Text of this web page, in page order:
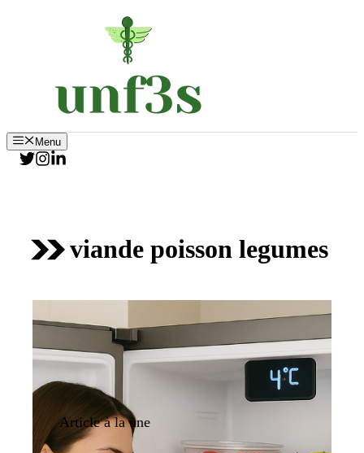
Menu
viande poisson legumes
Article à la une